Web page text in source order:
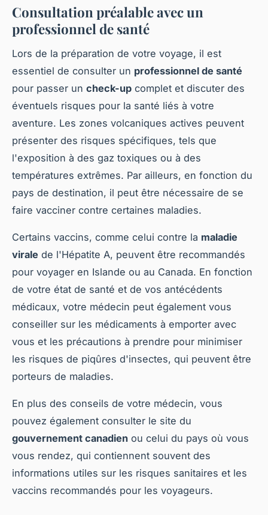
Consultation préalable avec un
professionnel de santé
Lors de la préparation de votre voyage, il est
essentiel de consulter un professionnel de santé
pour passer un check-up complet et discuter des
éventuels risques pour la santé liés à votre
aventure. Les zones volcaniques actives peuvent
présenter des risques spécifiques, tels que
l'exposition à des gaz toxiques ou à des
températures extrêmes. Par ailleurs, en fonction du
pays de destination, il peut être nécessaire de se
faire vacciner contre certaines maladies.
Certains vaccins, comme celui contre la maladie
virale de l'Hépatite A, peuvent être recommandés
pour voyager en Islande ou au Canada. En fonction
de votre état de santé et de vos antécédents
médicaux, votre médecin peut également vous
conseiller sur les médicaments à emporter avec
vous et les précautions à prendre pour minimiser
les risques de piqûres d'insectes, qui peuvent être
porteurs de maladies.
En plus des conseils de votre médecin, vous
pouvez également consulter le site du
gouvernement canadien ou celui du pays où vous
vous rendez, qui contiennent souvent des
informations utiles sur les risques sanitaires et les
vaccins recommandés pour les voyageurs.